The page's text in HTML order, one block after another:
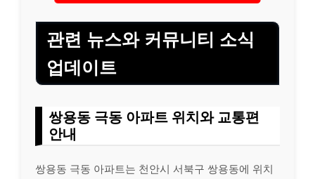
관련 뉴스와 커뮤니티 소식
업데이트
쌍용동 극동 아파트 위치와 교통편
안내
쌍용동 극동 아파트는 천안시 서북구 쌍용동에 위치